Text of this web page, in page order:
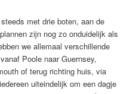
met drie boten, aan de
zijn nog zo onduidelijk als
we allemaal verschillende
Poole naar Guernsey,
of terug richting huis, via
uiteindelijk om een dagje